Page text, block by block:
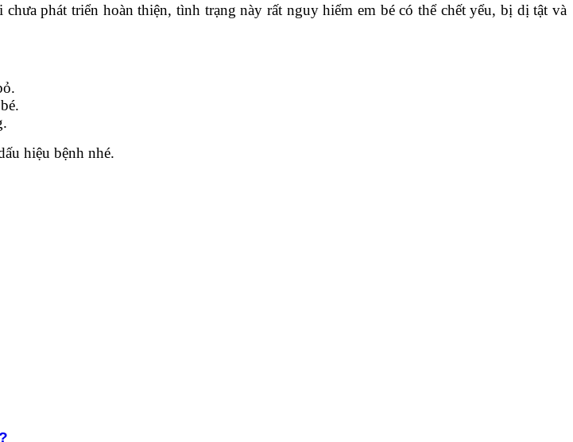
phát triển hoàn thiện, tình trạng này rất nguy hiểm em bé có thể chết yểu, bị dị tật và
hiệu bệnh nhé.